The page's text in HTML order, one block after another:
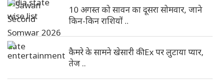
10 अगस्त को सावन का दूसरा सोमवार, जाने
किन-किन राशियों ..
कैमरे के सामने खेसारी की Ex पर लुटाया प्यार,
तेज ..